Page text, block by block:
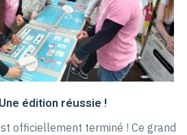
édition réussie !
officiellement terminé ! Ce grand